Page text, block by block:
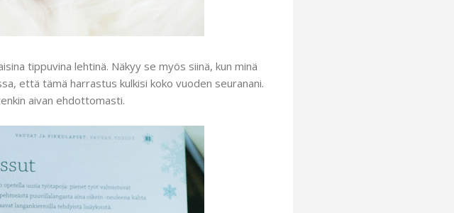
tippuvina lehtinä. Näkyy se myös siinä, kun minä
että tämä harrastus kulkisi koko vuoden seuranani.
aivan ehdottomasti.